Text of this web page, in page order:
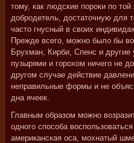
тому, как людские пороки по
добродетель, достаточную для
часто гнусный в своих
Прежде всего, можно было бы
Брухман, Кирби, Спенс и
пузырями и горохом ничего не
другом случае действие
неправильные формы и не
дна ячеек.
Главным образом можно
одного способа
американская оса, мохнатый